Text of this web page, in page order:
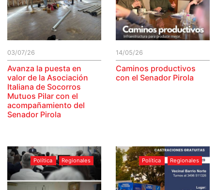
03/07/26
Avanza la puesta en
valor de la Asociación
Italiana de Socorros
Mutuos Pilar con el
acompañamiento del
Senador Pirola
14/05/26
Caminos productivos
con el Senador Pirola
Política Regionales Política Regionales